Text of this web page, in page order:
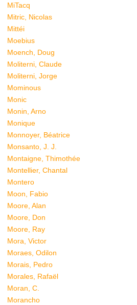
MiTacq
Mitric, Nicolas
Mittéi
Moebius
Moench, Doug
Moliterni, Claude
Moliterni, Jorge
Mominous
Monic
Monin, Arno
Monique
Monnoyer, Béatrice
Monsanto, J. J.
Montaigne, Thimothée
Montellier, Chantal
Montero
Moon, Fabio
Moore, Alan
Moore, Don
Moore, Ray
Mora, Victor
Moraes, Odilon
Morais, Pedro
Morales, Rafaël
Moran, C.
Morancho